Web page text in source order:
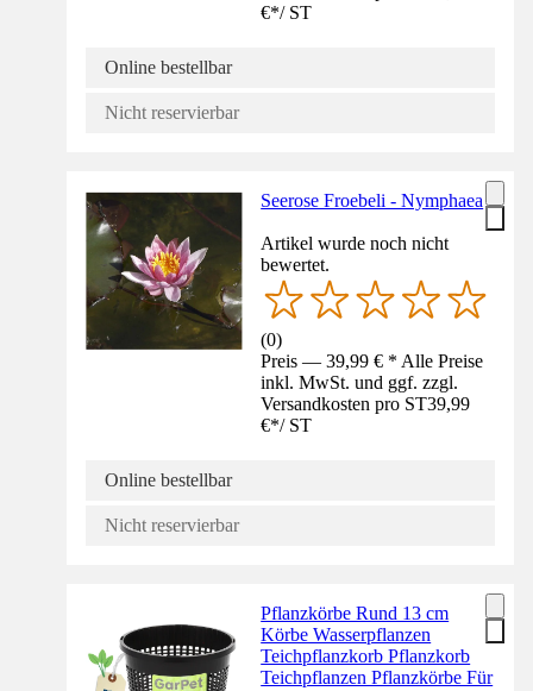
€*/ ST
Online bestellbar
Nicht reservierbar
Seerose Froebeli - Nymphaea
Artikel wurde noch nicht
bewertet.
(0)
Preis — 39,99 € * Alle Preise
inkl. MwSt. und ggf. zzgl.
Versandkosten pro ST39,99
€*/ ST
Online bestellbar
Nicht reservierbar
Pflanzkörbe Rund 13 cm
Körbe Wasserpflanzen
Teichpflanzkorb Pflanzkorb
Teichpflanzen Pflanzkörbe Für